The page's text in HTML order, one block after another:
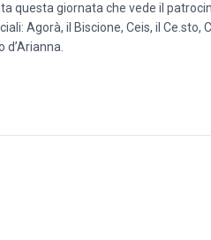
questa giornata che vede il
Agorà, il Biscione, Ceis, il Ce.sto,